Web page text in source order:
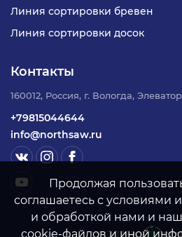
Линия сортировки бревен
Линия сортировки досок
Контакты
160012, Россия, г. Вологда,
+79815044644
info@northsaw.ru
Продолжая
соглашаетесь с условиями
и обработкой нами и
cookie-файлов и иной